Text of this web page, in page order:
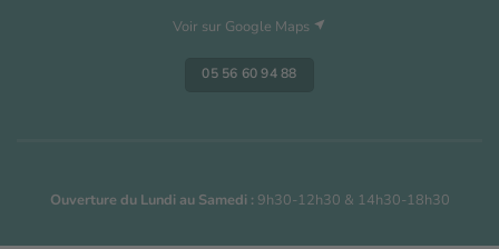
Voir sur Google Maps near_me
05 56 60 94 88
Ouverture du Lundi au Samedi : 9h30-12h30 & 14h30-18h30